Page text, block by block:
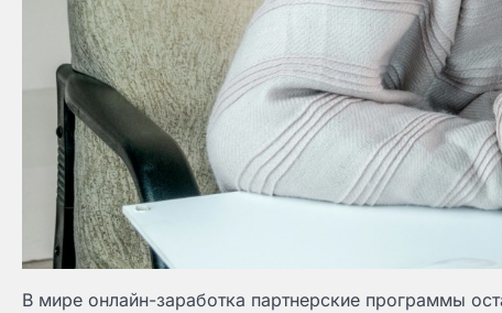
В мире онлайн-заработка партнерские программы